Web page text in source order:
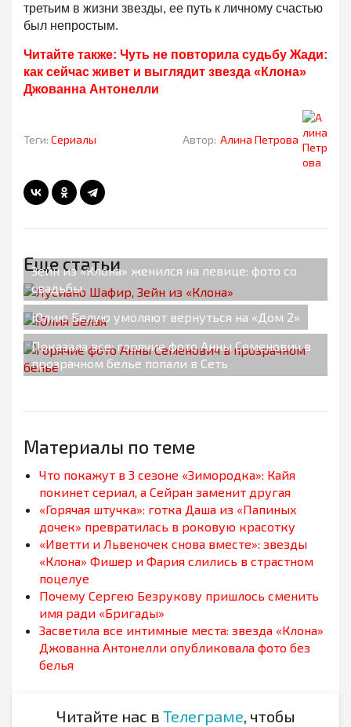
третьим в жизни звезды, ее путь к личному счастью
был непростым.
Читайте также: Чуть не повторила судьбу Жади:
как сейчас живет и выглядит звезда «Клона»
Джованна Антонелли
Теги: Сериалы Автор: Алина Петрова
Еще статьи
Зейн из «Клона» женился на певице: фото со
свадьбы
Юлию Белую умоляют вернуться на «Дом 2»
Показала все: горячие фото Анны Семенович в
прозрачном белье попали в Сеть
Материалы по теме
Что покажут в 3 сезоне «Зимородка»: Кайя
покинет сериал, а Сейран заменит другая
«Горячая штучка»: готка Даша из «Папиных
дочек» превратилась в роковую красотку
«Иветти и Львеночек снова вместе»: звезды
«Клона» Фишер и Фария слились в страстном
поцелуе
Почему Сергею Безрукову пришлось сменить
имя ради «Бригады»
Засветила все интимные места: звезда «Клона»
Джованна Антонелли опубликовала фото без
белья
Читайте нас в Телеграме , чтобы